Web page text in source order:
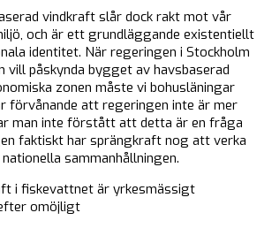
vindkraft slår dock rakt mot vår
och är ett grundläggande existentiellt
identitet. När regeringen i Stockholm
vill påskynda bygget av havsbaserad
zonen måste vi bohusläningar
förvånande att regeringen inte är mer
man inte förstått att detta är en fråga
faktiskt har sprängkraft nog att verka
sammanhållningen.
i fiskevattnet är yrkesmässigt
omöjligt